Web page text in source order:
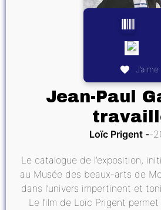
J’aime
Jean-Paul
Loïc Prigent
Le catalogue de l’exposition,
au Musée des beaux-arts de
dans l’univers impertinent et
Le film de Loïc Prigent permet